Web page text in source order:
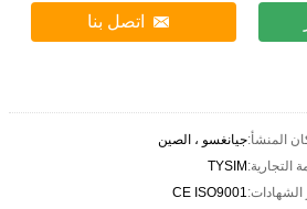
اتصل بنا
المنشأ:جيانغسو ، الصين
التجارية:TYSIM
الشهادات:CE ISO9001